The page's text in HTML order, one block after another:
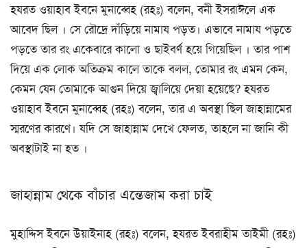
হযরত ওয়াহাব ইবনে মুনাব্বেহ (রহঃ) বলেন, বনী ইসরাঈলে এক
আবেদ ছিল । সে রৌদ্রে দাঁড়িয়ে নামায পড়ত। এভাবে নামায পড়তে
পড়তে তার রং একেবারে কালো ও ছাইবর্ণ হয়ে গিয়েছিল । তার পাশ
দিয়ে এক লোক অতিক্রম কালে তাকে বলল, তোমার রং এমন কেন,
কেমন যেন তোমাকে আগুন দিয়ে জ্বালিয়ে দেয়া হয়েছে? হযরত
ওয়াহাব ইবনে মুনাব্বেহ (রহঃ) বলেন, তার এ অবস্থা ছিল জাহান্নামের
স্মরণের কারণে। যদি সে জাহান্নাম দেখে ফেলত, তাহলে না জানি কী
অবস্থাটাই না হত ।
জাহান্নাম থেকে বাঁচার এন্তেজাম করা চাই
মুহাদ্দিস ইবনে উয়াইনাহ (রহঃ) বলেন, হযরত ইবরাহীম তাইমী (রহঃ)